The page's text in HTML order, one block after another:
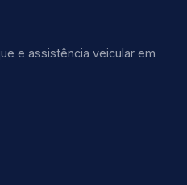
e assistência veicular em